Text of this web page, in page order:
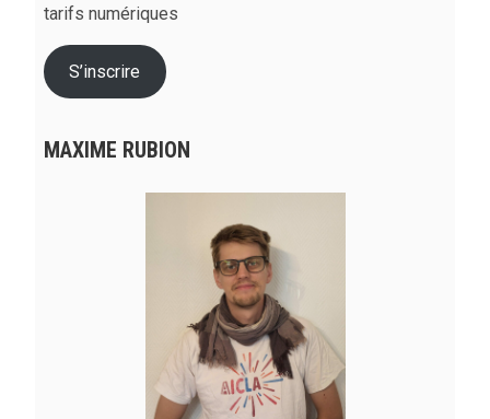
tarifs numériques
S’inscrire
MAXIME RUBION